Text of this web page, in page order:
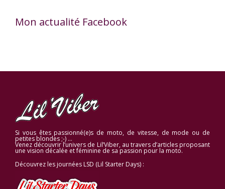
Mon actualité Facebook
Si vous êtes passionné(e)s de moto, de vitesse, de mode ou de
petites blondes ;-) …
Venez découvrir l’univers de Lil’Viber, au travers d’articles proposant
une vision décalée et féminine de sa passion pour la moto.
Découvrez les journées LSD (Lil Starter Days) :